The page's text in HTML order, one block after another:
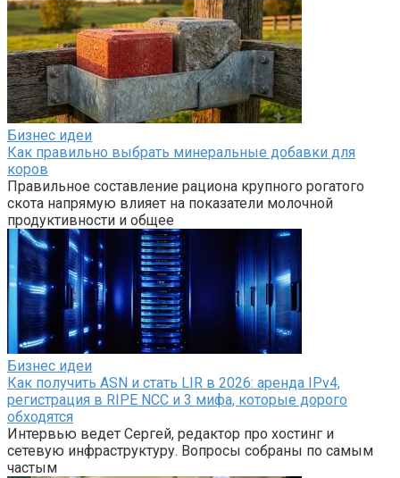
Бизнес идеи
Как правильно выбрать минеральные добавки для
коров
Правильное составление рациона крупного рогатого
скота напрямую влияет на показатели молочной
продуктивности и общее
Бизнес идеи
Как получить ASN и стать LIR в 2026: аренда IPv4,
регистрация в RIPE NCC и 3 мифа, которые дорого
обходятся
Интервью ведет Сергей, редактор про хостинг и
сетевую инфраструктуру. Вопросы собраны по самым
частым